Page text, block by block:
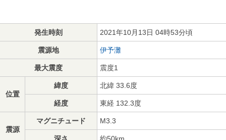
発生時刻 2021年10月13日 04時53分頃
震源地 伊予灘
最大震度 震度1
位置
緯度 北緯 33.6度
経度 東経 132.3度
震源
マグニチュード M3.3
深さ 約50km